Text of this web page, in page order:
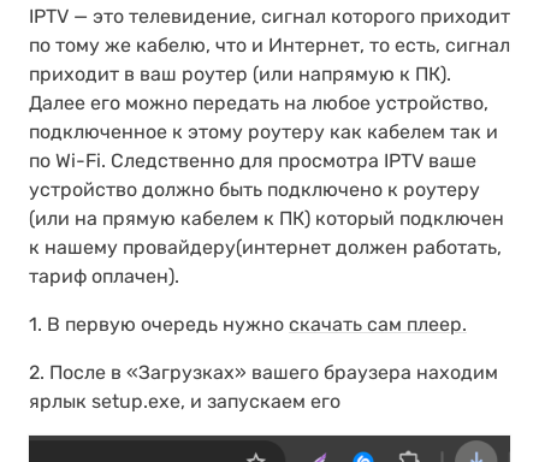
IPTV — это телевидение, сигнал которого приходит
по тому же кабелю, что и Интернет, то есть, сигнал
приходит в ваш роутер (или напрямую к ПК).
Далее его можно передать на любое устройство,
подключенное к этому роутеру как кабелем так и
по Wi-Fi. Следственно для просмотра IPTV ваше
устройство должно быть подключено к роутеру
(или на прямую кабелем к ПК) который подключен
к нашему провайдеру(интернет должен работать,
тариф оплачен).
1. В первую очередь нужно скачать сам плеер.
2. После в «Загрузках» вашего браузера находим
ярлык setup.exe, и запускаем его